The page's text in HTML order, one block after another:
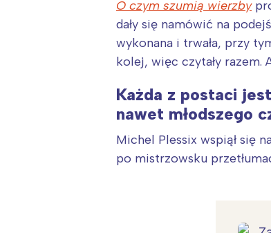
O czym szumią wierzby
dały się namówić na
wykonana i trwała, przy
kolej, więc czytały razem.
Każda z postaci
nawet młodszego
Michel Plessix wspiął się
po mistrzowsku